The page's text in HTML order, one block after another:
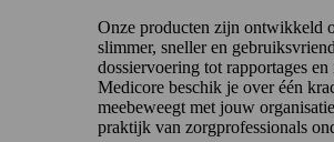
Onze producten zijn ontwikkeld
slimmer, sneller en
dossiervoering tot rapportages en
Medicore beschik je over één
meebeweegt met jouw
praktijk van zorgprofessionals